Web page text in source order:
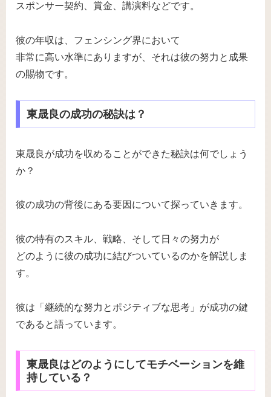
スポンサー契約、賞金、講演料などです。
彼の年収は、フェンシング界において
非常に高い水準にありますが、それは彼の努力と成果
の賜物です。
東晟良の成功の秘訣は？
東晟良が成功を収めることができた秘訣は何でしょう
か？
彼の成功の背後にある要因について探っていきます。
彼の特有のスキル、戦略、そして日々の努力が
どのように彼の成功に結びついているのかを解説しま
す。
彼は「継続的な努力とポジティブな思考」が成功の鍵
であると語っています。
東晟良はどのようにしてモチベーションを維
持している？